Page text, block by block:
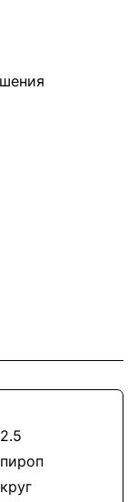
2.5
пироп
круг